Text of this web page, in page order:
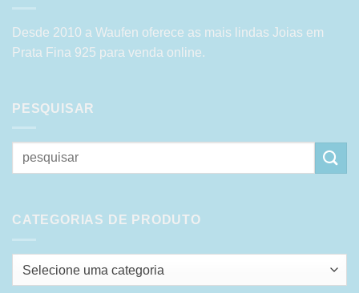
Desde 2010 a Waufen oferece as mais lindas Joias em
Prata Fina 925 para venda online.
PESQUISAR
Pesquisar
por:
CATEGORIAS DE PRODUTO
Selecione uma categoria